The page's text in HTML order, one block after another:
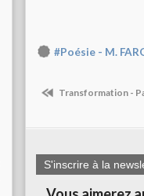
#Poésie - M.
Transformation -
S'inscrire à la